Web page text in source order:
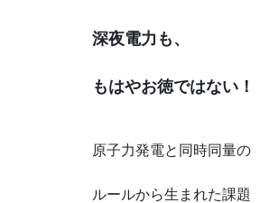
深夜電力も、
もはやお徳ではない！
原子力発電と同時同量の
ルールから生まれた課題